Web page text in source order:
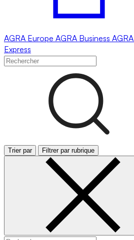
AGRA Europe AGRA Business AGRA
Express
Trier par Filtrer par rubrique